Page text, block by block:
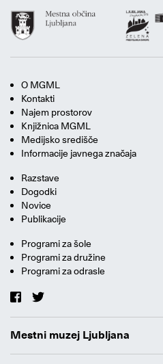
O MGML
Kontakti
Najem prostorov
Knjižnica MGML
Medijsko središče
Informacije javnega značaja
Razstave
Dogodki
Novice
Publikacije
Programi za šole
Programi za družine
Programi za odrasle
Mestni muzej Ljubljana